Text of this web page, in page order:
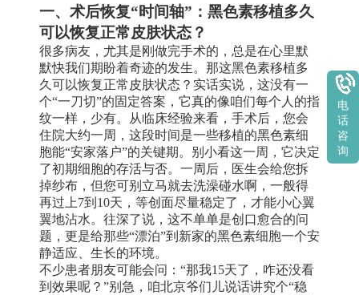
一、术后恢复“时间轴”：黑色素移植多久
可以恢复正常皮肤状态？
很多病友，尤其是刚做完手术的，总是在心里默
默快我们期盼着奇迹的发生。那这黑色素移植多
久可以恢复正常皮肤状态？实话实说，这没有一
个“一刀切”的固定答案，它真的像咱们每个人的指
纹一样，少有。从临床经验来看，手术后，您会
住院大约一周，这段时间是一些移植的黑色素细
胞能“安家落户”的关键期。别小看这一周，它决定
了初期细胞的存活与否。一周后，医生会给您拆
掉纱布，但您可别立马就去洗澡碰水啊，一般得
再过上7到10天，等创面尽量稳定了，才能小心翼
翼地沾水。往深了说，这不单单是创口愈合的问
题，更是给那些“漂泊”到新家的黑色素细胞一个安
静适应、生长的环境。
不少患者朋友可能会问：“那我15天了，咋还没看
到效果呢？”别急，咱北京爷们儿说话讲究个“稳
电
话
咨
询